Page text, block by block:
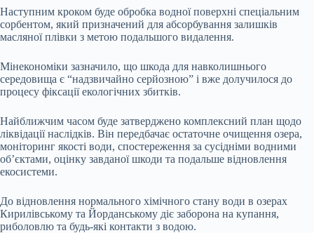
Наступним кроком буде обробка водної поверхні спеціальним
сорбентом, який призначений для абсорбування залишків
масляної плівки з метою подальшого видалення.
Мінекономіки зазначило, що шкода для навколишнього
середовища є “надзвичайно серйозною” і вже долучилося до
процесу фіксації екологічних збитків.
Найближчим часом буде затверджено комплексний план щодо
ліквідації наслідків. Він передбачає остаточне очищення озера,
моніторинг якості води, спостереження за сусідніми водними
об’єктами, оцінку завданої шкоди та подальше відновлення
екосистеми.
До відновлення нормального хімічного стану води в озерах
Кирилівському та Йорданському діє заборона на купання,
риболовлю та будь-які контакти з водою.